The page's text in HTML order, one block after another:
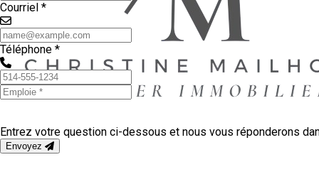
Courriel *
Téléphone *
Entrez votre question ci-dessous et nous vous réponderons
Envoyez